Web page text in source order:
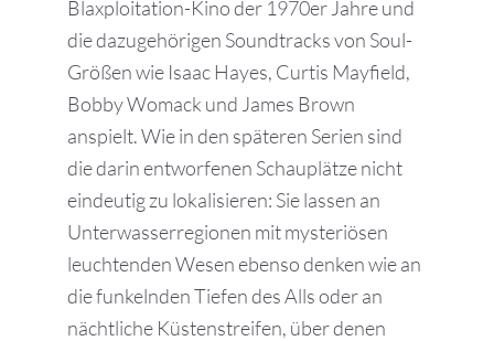
Blaxploitation-Kino der 1970er Jahre und
die dazugehörigen Soundtracks von Soul-
Größen wie Isaac Hayes, Curtis Mayfield,
Bobby Womack und James Brown
anspielt. Wie in den späteren Serien sind
die darin entworfenen Schauplätze nicht
eindeutig zu lokalisieren: Sie lassen an
Unterwasserregionen mit mysteriösen
leuchtenden Wesen ebenso denken wie an
die funkelnden Tiefen des Alls oder an
nächtliche Küstenstreifen, über denen